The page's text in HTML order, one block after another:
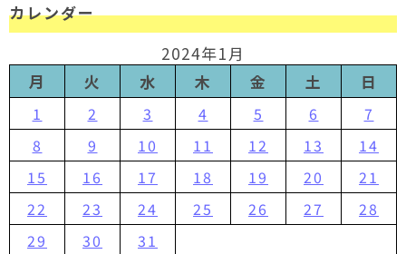
カレンダー
2024年1月
月
火 水 木 金 土 日
1 2 3 4 5 6
7
8
9 10 11 12 13
14
15
16 17 18 19 20
21
22
23 24 25 26 27
28
29
30 31